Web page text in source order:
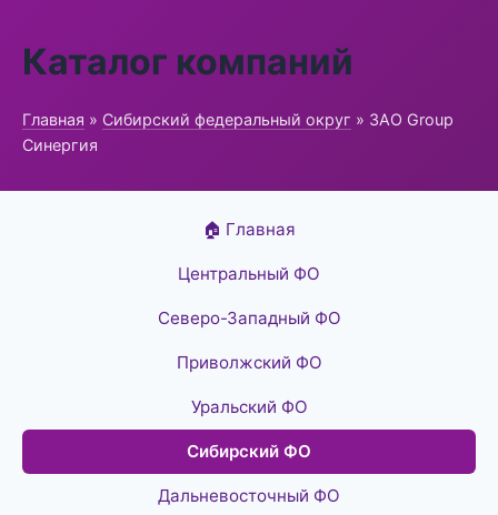
Каталог компаний
Главная » Сибирский федеральный округ » ЗАО Group
Синергия
🏠 Главная
Центральный ФО
Северо-Западный ФО
Приволжский ФО
Уральский ФО
Сибирский ФО
Дальневосточный ФО